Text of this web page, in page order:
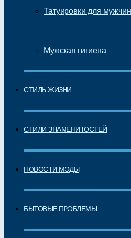
Татуировки для мужчин
Мужская гигиена
СТИЛЬ ЖИЗНИ
СТИЛИ ЗНАМЕНИТОСТЕЙ
НОВОСТИ МОДЫ
БЫТОВЫЕ ПРОБЛЕМЫ